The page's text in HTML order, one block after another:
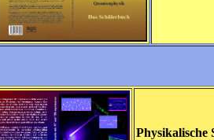
Physikalische